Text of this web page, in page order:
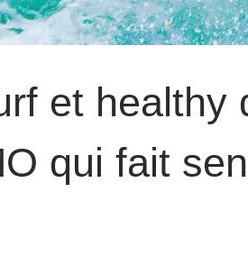
et healthy
qui fait